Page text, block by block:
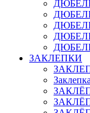
ЗАКЛЕПКИ